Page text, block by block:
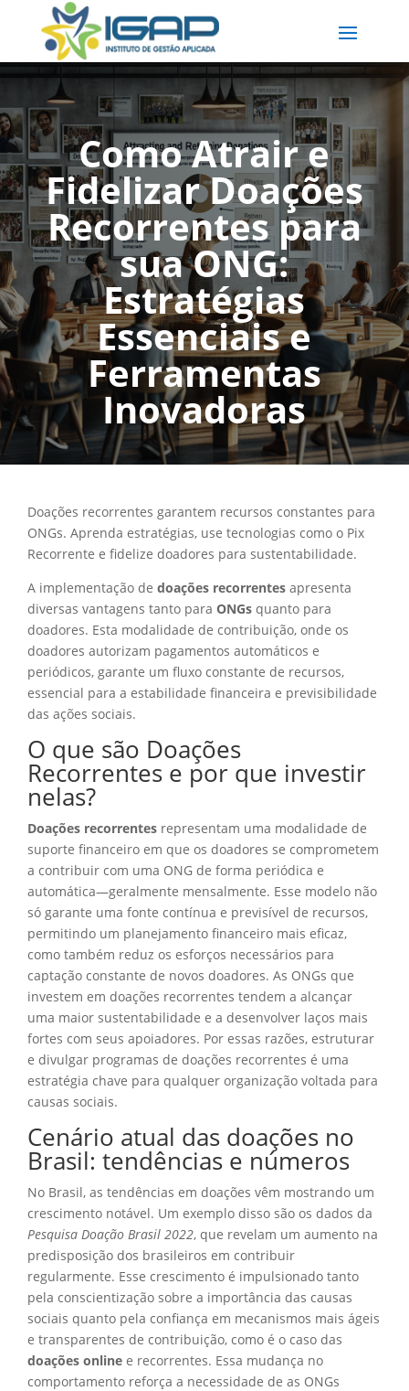
Como Atrair e
Fidelizar Doações
Recorrentes para
sua ONG:
Estratégias
Essenciais e
Ferramentas
Inovadoras
Doações recorrentes garantem recursos constantes para
ONGs. Aprenda estratégias, use tecnologias como o Pix
Recorrente e fidelize doadores para sustentabilidade.
A implementação de doações recorrentes apresenta
diversas vantagens tanto para ONGs quanto para
doadores. Esta modalidade de contribuição, onde os
doadores autorizam pagamentos automáticos e
periódicos, garante um fluxo constante de recursos,
essencial para a estabilidade financeira e previsibilidade
das ações sociais.
O que são Doações
Recorrentes e por que investir
nelas?
Doações recorrentes representam uma modalidade de
suporte financeiro em que os doadores se comprometem
a contribuir com uma ONG de forma periódica e
automática—geralmente mensalmente. Esse modelo não
só garante uma fonte contínua e previsível de recursos,
permitindo um planejamento financeiro mais eficaz,
como também reduz os esforços necessários para
captação constante de novos doadores. As ONGs que
investem em doações recorrentes tendem a alcançar
uma maior sustentabilidade e a desenvolver laços mais
fortes com seus apoiadores. Por essas razões, estruturar
e divulgar programas de doações recorrentes é uma
estratégia chave para qualquer organização voltada para
causas sociais.
Cenário atual das doações no
Brasil: tendências e números
No Brasil, as tendências em doações vêm mostrando um
crescimento notável. Um exemplo disso são os dados da
Pesquisa Doação Brasil 2022, que revelam um aumento na
predisposição dos brasileiros em contribuir
regularmente. Esse crescimento é impulsionado tanto
pela conscientização sobre a importância das causas
sociais quanto pela confiança em mecanismos mais ágeis
e transparentes de contribuição, como é o caso das
doações online e recorrentes. Essa mudança no
comportamento reforça a necessidade de as ONGs